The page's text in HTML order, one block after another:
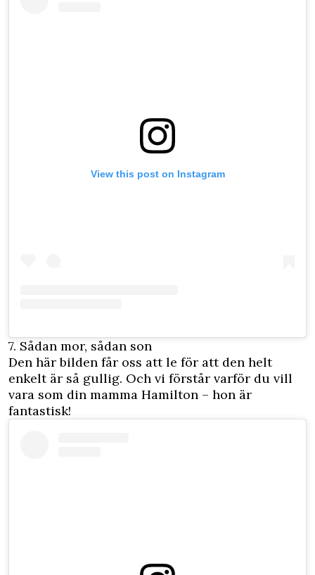
View this post on Instagram
7. Sådan mor, sådan son
Den här bilden får oss att le för att den helt
enkelt är så gullig. Och vi förstår varför du vill
vara som din mamma Hamilton – hon är
fantastisk!